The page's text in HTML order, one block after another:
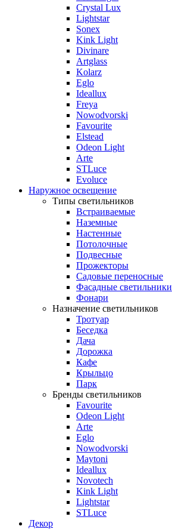
Crystal Lux
Lightstar
Sonex
Kink Light
Divinare
Artglass
Kolarz
Eglo
Ideallux
Freya
Nowodvorski
Favourite
Elstead
Odeon Light
Arte
STLuce
Evoluce
Наружное освещение
Типы светильников
Встраиваемые
Наземные
Настенные
Потолочные
Подвесные
Прожекторы
Садовые переносные
Фасадные светильники
Фонари
Назначение светильников
Тротуар
Беседка
Дача
Дорожка
Кафе
Крыльцо
Парк
Бренды светильников
Favourite
Odeon Light
Arte
Eglo
Nowodvorski
Maytoni
Ideallux
Novotech
Kink Light
Lightstar
STLuce
Декор